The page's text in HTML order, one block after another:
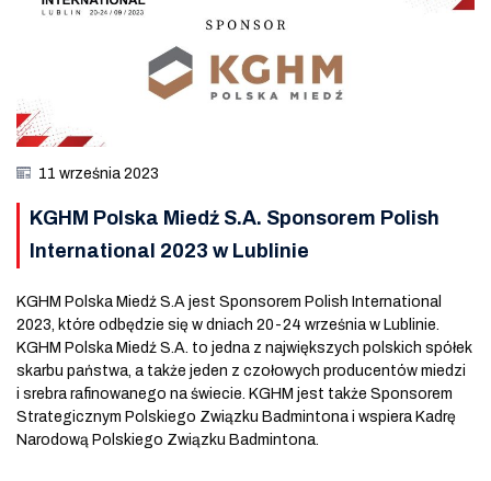
11 września 2023
KGHM Polska Miedź S.A. Sponsorem Polish
International 2023 w Lublinie
KGHM Polska Miedź S.A jest Sponsorem Polish International
2023, które odbędzie się w dniach 20-24 września w Lublinie.
KGHM Polska Miedź S.A. to jedna z największych polskich spółek
skarbu państwa, a także jeden z czołowych producentów miedzi
i srebra rafinowanego na świecie. KGHM jest także Sponsorem
Strategicznym Polskiego Związku Badmintona i wspiera Kadrę
Narodową Polskiego Związku Badmintona.